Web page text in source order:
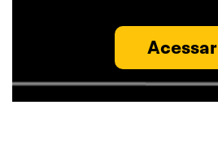
Acessar